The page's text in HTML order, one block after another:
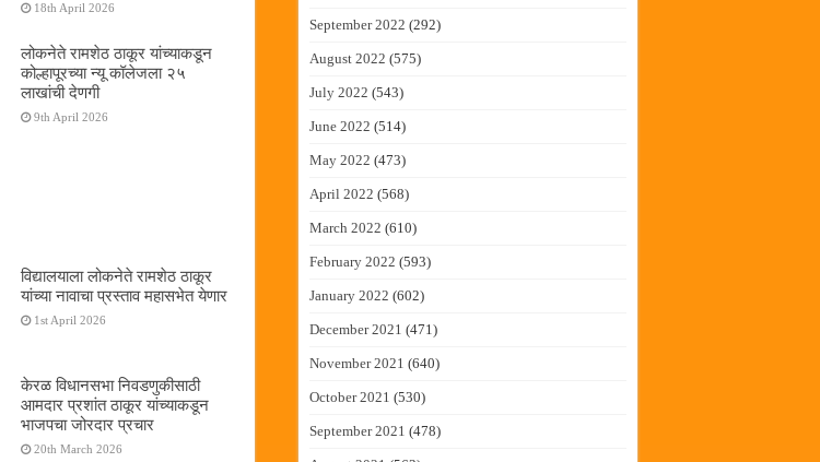
18th April 2026
लोकनेते रामशेठ ठाकूर यांच्याकडून
कोल्हापूरच्या न्यू कॉलेजला २५
लाखांची देणगी
9th April 2026
विद्यालयाला लोकनेते रामशेठ ठाकूर
यांच्या नावाचा प्रस्ताव महासभेत येणार
1st April 2026
केरळ विधानसभा निवडणुकीसाठी
आमदार प्रशांत ठाकूर यांच्याकडून
भाजपचा जोरदार प्रचार
20th March 2026
September 2022 (292)
August 2022 (575)
July 2022 (543)
June 2022 (514)
May 2022 (473)
April 2022 (568)
March 2022 (610)
February 2022 (593)
January 2022 (602)
December 2021 (471)
November 2021 (640)
October 2021 (530)
September 2021 (478)